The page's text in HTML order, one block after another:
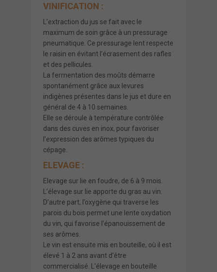
VINIFICATION :
L’extraction du jus se fait avec le
maximum de soin grâce à un pressurage
pneumatique. Ce pressurage lent respecte
le raisin en évitant l’écrasement des rafles
et des pellicules.
La fermentation des moûts démarre
spontanément grâce aux levures
indigènes présentes dans le jus et dure en
général de 4 à 10 semaines.
Elle se déroule à température contrôlée
dans des cuves en inox, pour favoriser
l’expression des arômes typiques du
cépage.
ELEVAGE :
Elevage sur lie en foudre, de 6 à 9 mois.
L’élevage sur lie apporte du gras au vin.
D’autre part, l’oxygène qui traverse les
parois du bois permet une lente oxydation
du vin, qui favorise l’épanouissement de
ses arômes.
Le vin est ensuite mis en bouteille, où il est
élevé 1 à 2 ans avant d’être
commercialisé. L'élevage en bouteille